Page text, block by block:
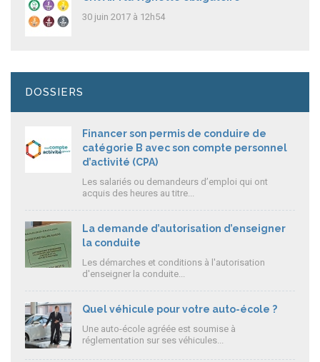
30 juin 2017 à 12h54
DOSSIERS
Financer son permis de conduire de
catégorie B avec son compte personnel
d’activité (CPA)
Les salariés ou demandeurs d’emploi qui ont
acquis des heures au titre...
La demande d’autorisation d’enseigner
la conduite
Les démarches et conditions à l'autorisation
d'enseigner la conduite...
Quel véhicule pour votre auto-école ?
Une auto-école agréée est soumise à
réglementation sur ses véhicules...